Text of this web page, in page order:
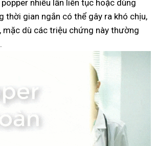
nhiều lần liên tục hoặc dùng
thời gian ngắn có thể gây ra khó chịu,
mặc dù các triệu chứng này thường